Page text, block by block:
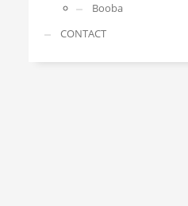
Booba
CONTACT